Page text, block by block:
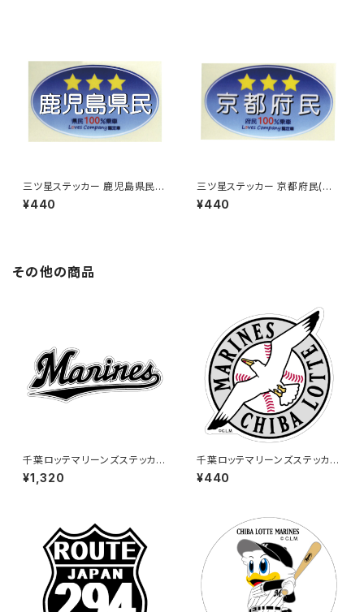
三ツ星ステッカー 鹿児島県民
(ブルー)
¥440
三ツ星ステッカー 京都府民(ブ
ルー)
¥440
その他の商品
千葉ロッテマリーンズステッカー
16（特大）
¥1,320
千葉ロッテマリーンズステッカー
15
¥440